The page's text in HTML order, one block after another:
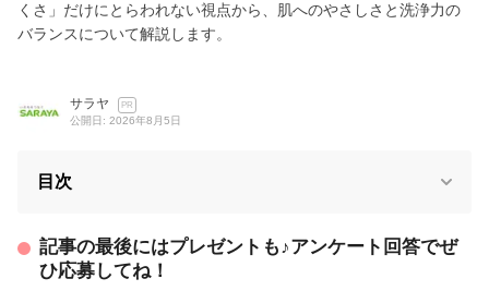
くさ」だけにとらわれない視点から、肌へのやさしさと洗浄力の
バランスについて解説します。
サラヤ PR
公開日: 2026年8月5日
目次
記事の最後にはプレゼントも♪アンケート回答でぜ
ひ応募してね！